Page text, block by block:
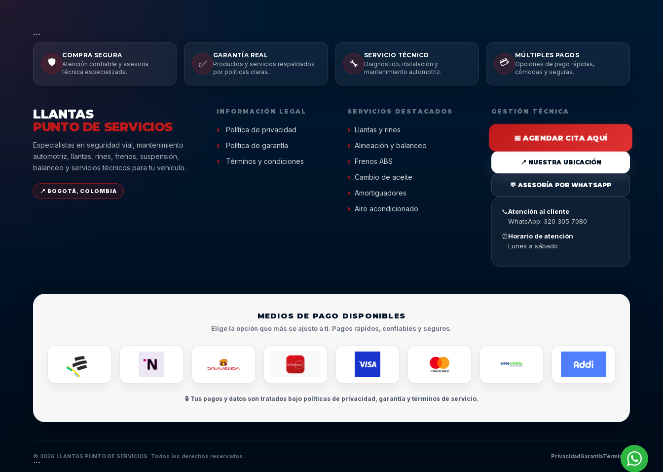
```
🛡️
COMPRA SEGURA
Atención confiable y asesoría
técnica especializada.
✅
GARANTÍA REAL
Productos y servicios respaldados
por políticas claras.
🔧
SERVICIO TÉCNICO
Diagnóstico, instalación y
mantenimiento automotriz.
💳
MÚLTIPLES PAGOS
Opciones de pago rápidas,
cómodas y seguras.
LLANTAS
PUNTO DE SERVICIOS
Especialistas en seguridad vial, mantenimiento
automotriz, llantas, rines, frenos, suspensión,
balanceo y servicios técnicos para tu vehículo.
📍 BOGOTÁ, COLOMBIA
INFORMACIÓN LEGAL
Política de privacidad
Política de garantía
Términos y condiciones
SERVICIOS DESTACADOS
Llantas y rines
Alineación y balanceo
Frenos ABS
Cambio de aceite
Amortiguadores
Aire acondicionado
GESTIÓN TÉCNICA
📅 AGENDAR CITA AQUÍ
📍 NUESTRA UBICACIÓN
💬 ASESORÍA POR WHATSAPP
📞Atención al cliente
WhatsApp: 320 305 7080
⏰Horario de atención
Lunes a sábado
MEDIOS DE PAGO DISPONIBLES
Elige la opción que más se ajuste a ti. Pagos rápidos, confiables y seguros.
🔒 Tus pagos y datos son tratados bajo políticas de privacidad, garantía y términos de servicio.
© 2026 LLANTAS PUNTO DE SERVICIOS. Todos los derechos reservados. PrivacidadGarantíaTérminos
```